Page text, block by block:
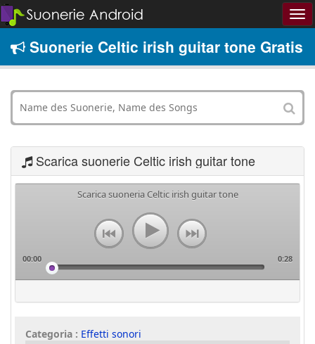
Suonerie Celtic irish guitar tone Gratis
Scarica suonerie Celtic irish guitar tone
Scarica suoneria Celtic irish guitar tone
00:00 0:28
Categoria : Effetti sonori